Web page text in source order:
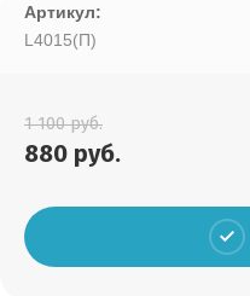
Артикул:
L4015(П)
1 100руб.
880 руб.
Спецпредложение:
Результатов на странице: